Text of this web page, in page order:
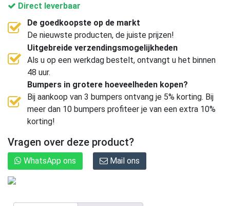
Direct leverbaar
De goedkoopste op de markt
De nieuwste producten, de juiste prijzen!
Uitgebreide verzendingsmogelijkheden
Als u op een werkdag bestelt, ontvangt u het binnen
48 uur.
Bumpers in grotere hoeveelheden kopen?
Bij aankoop van 3 bumpers ontvang je 5% korting. Bij
meer dan 10 bumpers profiteer je van een extra 10%
korting!
Vragen over deze product?
WhatsApp ons Mail ons